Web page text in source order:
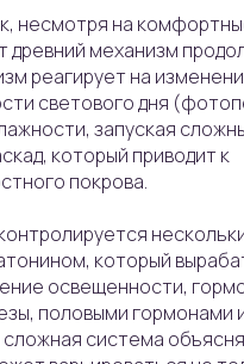
несмотря на
древний механизм
реагирует на
светового дня
запуская
который приводит к
покрова.
который
освещенности,
половыми гормонами
система